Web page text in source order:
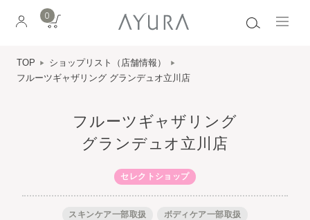
0
TOP
ショップリスト（店舗情報）
フルーツギャザリング グランデュオ立川店
フルーツギャザリング
グランデュオ立川店
セレクトショップ
スキンケア一部取扱 ボディケア一部取扱